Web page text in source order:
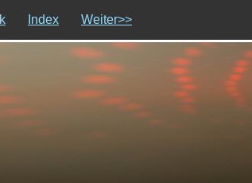
Index Weiter>>